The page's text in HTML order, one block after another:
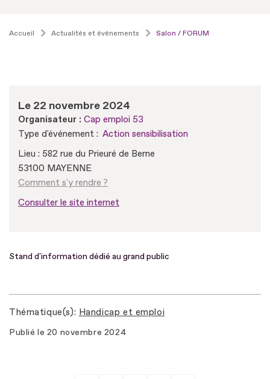
Accueil Actualités et événements Salon / FORUM
Le 22 novembre 2024
Organisateur : Cap emploi 53
Type d'événement : Action sensibilisation
Lieu : 582 rue du Prieuré de Berne
53100 MAYENNE
Comment s'y rendre ?
Consulter le site internet
Stand d'information dédié au grand public
Thématique(s) Handicap et emploi
Publié le 20 novembre 2024